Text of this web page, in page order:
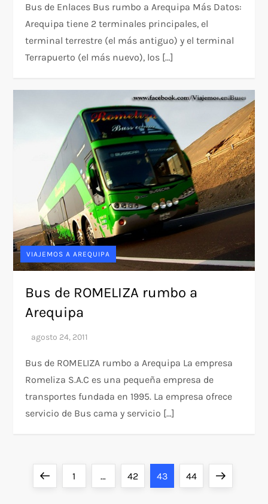
Bus de Enlaces Bus rumbo a Arequipa Más Datos:
Arequipa tiene 2 terminales principales, el
terminal terrestre (el más antiguo) y el terminal
Terrapuerto (el más nuevo), los […]
VIAJEMOS A AREQUIPA
Bus de ROMELIZA rumbo a
Arequipa
Bus de ROMELIZA rumbo a Arequipa La empresa
Romeliza S.A.C es una pequeña empresa de
transportes fundada en 1995. La empresa ofrece
servicio de Bus cama y servicio […]
PreviousPage
1 … Page
42 Page
43 Page
44 Next